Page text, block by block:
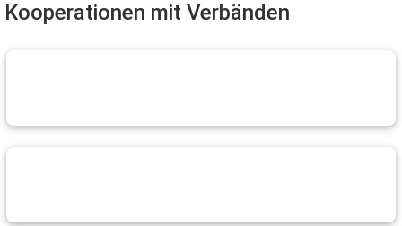
Kooperationen mit Verbänden